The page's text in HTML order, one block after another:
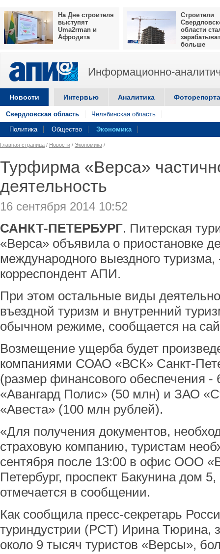
На Дне строителя
выступят
Uma2rman и
Афродита
Строители
области
больше
Информационно-
Новости Интервью Аналитика
Свердловская область Челябинская область
Политика Общество Экономика
Главная страница / Новости / Экономика /
Турфирма «Верса»
деятельность
16 сентября 2014 10:52
САНКТ-ПЕТЕРБУРГ. Питерская
«Верса» объявила о приостановке
международного выездного туризма,
корреспондент АПИ.
При этом остальные виды
въездной туризм и внутренний
обычном режиме, сообщается на
Возмещение ущерба будет
компаниями СОАО «ВСК» Санкт-
(размер финансового обеспечения
«Авангард Полис» (50 млн) и ЗАО
«Авеста» (100 млн рублей).
«Для получения документов,
страховую компанию, туристам
сентября после 13:00 в офис ООО
Петербург, проспект Бакунина дом
отмечается в сообщении.
Как сообщила пресс-секретарь
туриндустрии (РСТ) Ирина Тюрина,
около 9 тысяч туристов «Версы»,